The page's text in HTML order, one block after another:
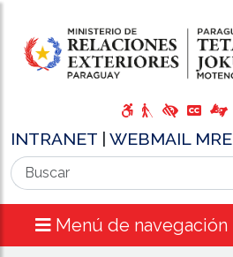
INTRANET WEBMAIL MRE
Menú de navegación